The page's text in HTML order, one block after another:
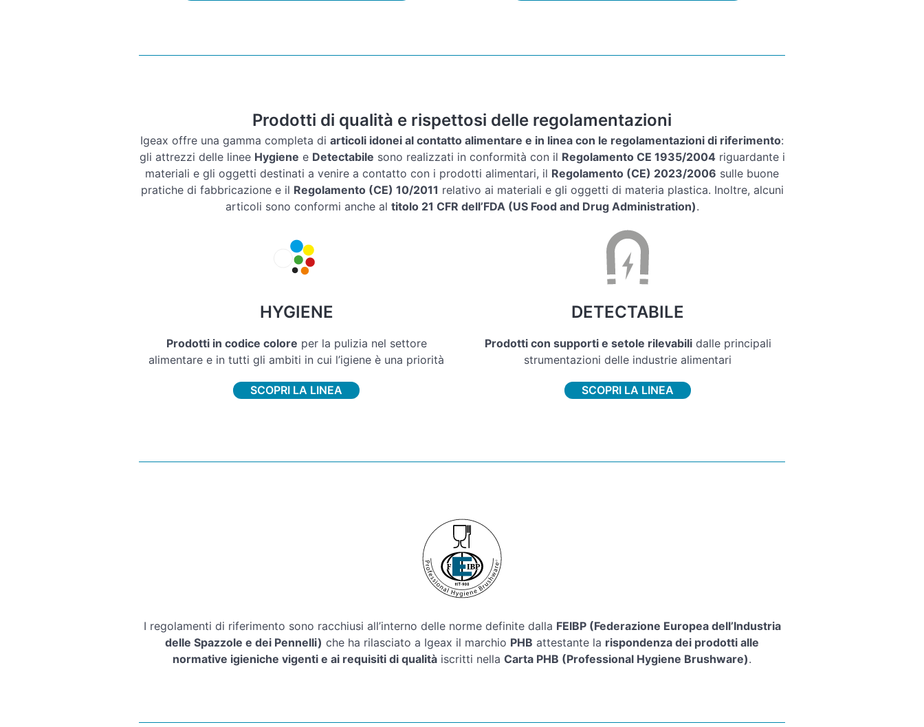
Prodotti di qualità e rispettosi delle regolamentazioni
Igeax offre una gamma completa di articoli idonei al contatto alimentare e in linea con le regolamentazioni di riferimento:
gli attrezzi delle linee Hygiene e Detectabile sono realizzati in conformità con il Regolamento CE 1935/2004 riguardante i
materiali e gli oggetti destinati a venire a contatto con i prodotti alimentari, il Regolamento (CE) 2023/2006 sulle buone
pratiche di fabbricazione e il Regolamento (CE) 10/2011 relativo ai materiali e gli oggetti di materia plastica. Inoltre, alcuni
articoli sono conformi anche al titolo 21 CFR dell’FDA (US Food and Drug Administration).
HYGIENE
Prodotti in codice colore per la pulizia nel settore
alimentare e in tutti gli ambiti in cui l’igiene è una priorità
SCOPRI LA LINEA
DETECTABILE
Prodotti con supporti e setole rilevabilidalle principali
strumentazioni delle industrie alimentari
SCOPRI LA LINEA
I regolamenti di riferimento sono racchiusi all’interno delle norme definite dalla FEIBP (Federazione Europea dell’Industria
delle Spazzole e dei Pennelli) che ha rilasciato a Igeax il marchio PHB attestante la rispondenza dei prodotti alle
normative igieniche vigenti e ai requisiti di qualità iscritti nella Carta PHB (Professional Hygiene Brushware).